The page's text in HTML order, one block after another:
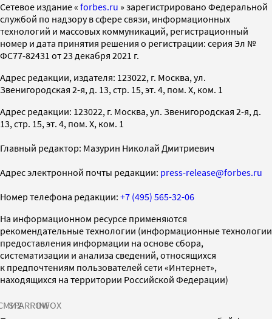
Cетевое издание « forbes.ru » зарегистрировано Федеральной
службой по надзору в сфере связи, информационных
технологий и массовых коммуникаций, регистрационный
номер и дата принятия решения о регистрации: серия Эл №
ФС77-82431 от 23 декабря 2021 г.
Адрес редакции, издателя: 123022, г. Москва, ул.
Звенигородская 2-я, д. 13, стр. 15, эт. 4, пом. X, ком. 1
Адрес редакции: 123022, г. Москва, ул. Звенигородская 2-я, д.
13, стр. 15, эт. 4, пом. X, ком. 1
Главный редактор: Мазурин Николай Дмитриевич
Адрес электронной почты редакции: press-release@forbes.ru
Номер телефона редакции: +7 (495) 565-32-06
На информационном ресурсе применяются
рекомендательные технологии (информационные технологии
предоставления информации на основе сбора,
систематизации и анализа сведений, относящихся
к предпочтениям пользователей сети «Интернет»,
находящихся на территории Российской Федерации)
SPARROWINFOX